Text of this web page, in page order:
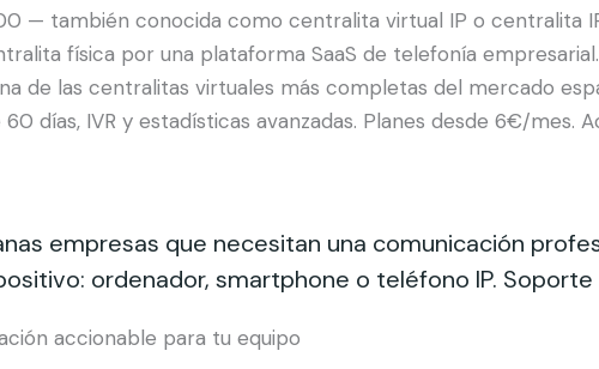
— también conocida como centralita virtual IP o centralita
física por una plataforma SaaS de telefonía
de las centralitas virtuales más completas del mercado
días, IVR y estadísticas avanzadas. Planes desde 6€/
empresas que necesitan una comunicación
ordenador, smartphone o teléfono IP.
accionable para tu equipo